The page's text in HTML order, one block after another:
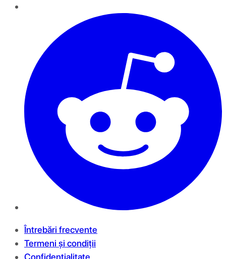
Întrebări frecvente
Termeni și condiții
Confidențialitate